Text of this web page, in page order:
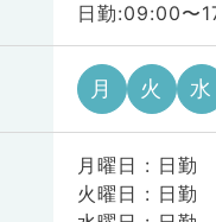
日勤:09:00〜
月 火 水
月曜日 : 日勤
火曜日 : 日勤